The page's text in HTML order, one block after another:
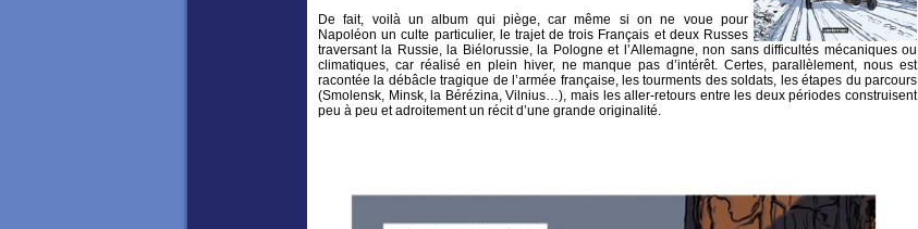
De fait, voilà un album qui piège, car même si on ne voue pour
Napoléon un culte particulier, le trajet de trois Français et deux Russes
traversant la Russie, la Biélorussie, la Pologne et l’Allemagne, non sans difficultés mécaniques ou
climatiques, car réalisé en plein hiver, ne manque pas d’intérêt. Certes, parallèlement, nous est
racontée la débâcle tragique de l’armée française, les tourments des soldats, les étapes du parcours
(Smolensk, Minsk, la Bérézina, Vilnius…), mais les aller-retours entre les deux périodes construisent
peu à peu et adroitement un récit d’une grande originalité.